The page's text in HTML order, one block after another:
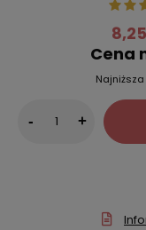
Cena
- +